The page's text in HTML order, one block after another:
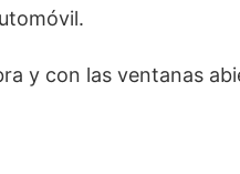
y con las ventanas